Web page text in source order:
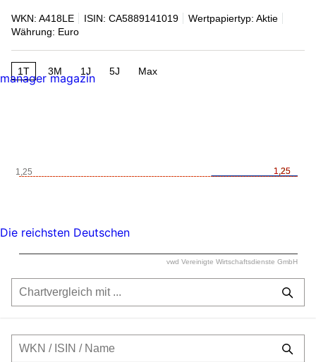
WKN: A418LE ISIN: CA5889141019
Wertpapiertyp: Aktie
Währung: Euro
1T 3M 1J 5J Max
1,25
1,25
1,25
vwd Vereinigte Wirtschaftsdienste GmbH
manager magazin
Die reichsten Deutschen